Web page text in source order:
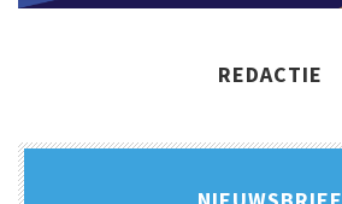
REDACTIE